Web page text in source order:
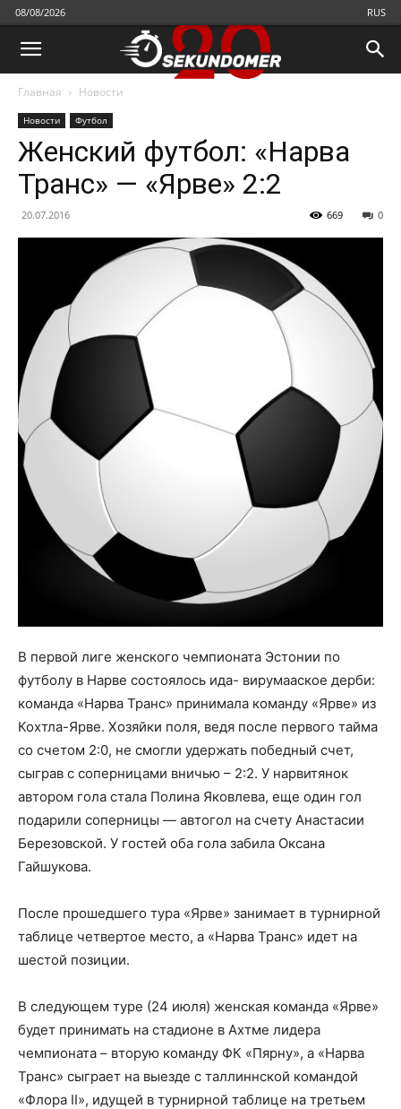
08/08/2026 RUS
Главная Новости
Новости Футбол
Женский футбол: «Нарва
Транс» — «Ярве» 2:2
20.07.2016 0
669
В первой лиге женского чемпионата Эстонии по
футболу в Нарве состоялось ида- вирумааское дерби:
команда «Нарва Транс» принимала команду «Ярве» из
Кохтла-Ярве. Хозяйки поля, ведя после первого тайма
со счетом 2:0, не смогли удержать победный счет,
сыграв с соперницами вничью – 2:2. У нарвитянок
автором гола стала Полина Яковлева, еще один гол
подарили соперницы — автогол на счету Анастасии
Березовской. У гостей оба гола забила Оксана
Гайшукова.
После прошедшего тура «Ярве» занимает в турнирной
таблице четвертое место, а «Нарва Транс» идет на
шестой позиции.
В следующем туре (24 июля) женская команда «Ярве»
будет принимать на стадионе в Ахтме лидера
чемпионата – вторую команду ФК «Пярну», а «Нарва
Транс» сыграет на выезде с таллиннской командой
«Флора II», идущей в турнирной таблице на третьем